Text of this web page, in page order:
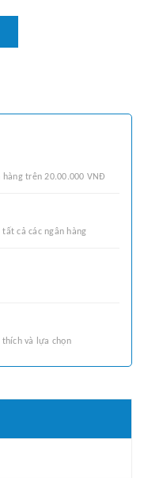
trên 20.00.000 VNĐ
cả các ngân hàng
và lựa chọn